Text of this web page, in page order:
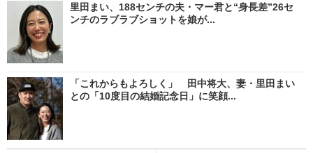
里田まい、188センチの夫・マー君と“身長差”26セ
ンチのラブラブショットを娘が...
「これからもよろしく」 田中将大、妻・里田まい
との「10度目の結婚記念日」に笑顔...